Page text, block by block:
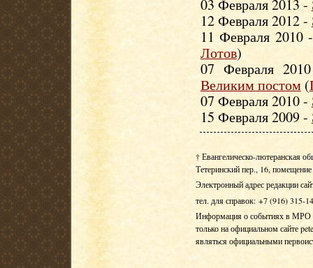
03 Февраля 2013 -
12 Февраля 2012 -
11 Февраля
Лотов)
07 Февраля
Великим постом(
07 Февраля 2010 -
15 Февраля 2009 -
† Евангелическо-лютеранская
Тетеринский пер., 16,
Электронный адрес редакции
тел. для справок: +7 (916) 315-
Информация о событиях в МРО
только на официальном сайте
являться официальными